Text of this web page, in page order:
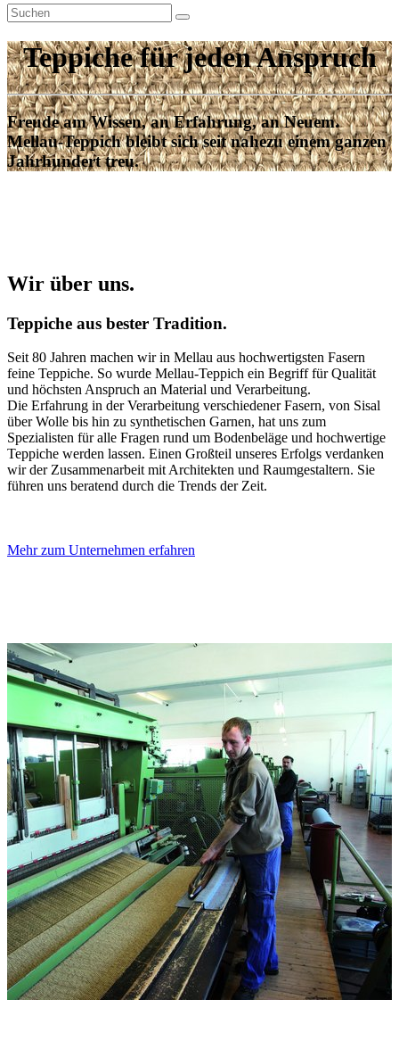
Teppiche für jeden Anspruch
Freude am Wissen, an Erfahrung, an Neuem.
Mellau-Teppich bleibt sich seit nahezu einem ganzen
Jahrhundert treu.
Wir über uns.
Teppiche aus bester Tradition.
Seit 80 Jahren machen wir in Mellau aus hochwertigsten Fasern
feine Teppiche. So wurde Mellau-Teppich ein Begriff für Qualität
und höchsten Anspruch an Material und Verarbeitung.
Die Erfahrung in der Verarbeitung verschiedener Fasern, von Sisal
über Wolle bis hin zu synthetischen Garnen, hat uns zum
Spezialisten für alle Fragen rund um Bodenbeläge und hochwertige
Teppiche werden lassen. Einen Großteil unseres Erfolgs verdanken
wir der Zusammenarbeit mit Architekten und Raumgestaltern. Sie
führen uns beratend durch die Trends der Zeit.
Mehr zum Unternehmen erfahren